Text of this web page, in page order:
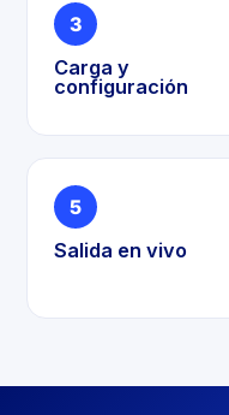
3
Carga y
configuración
5
Salida en vivo